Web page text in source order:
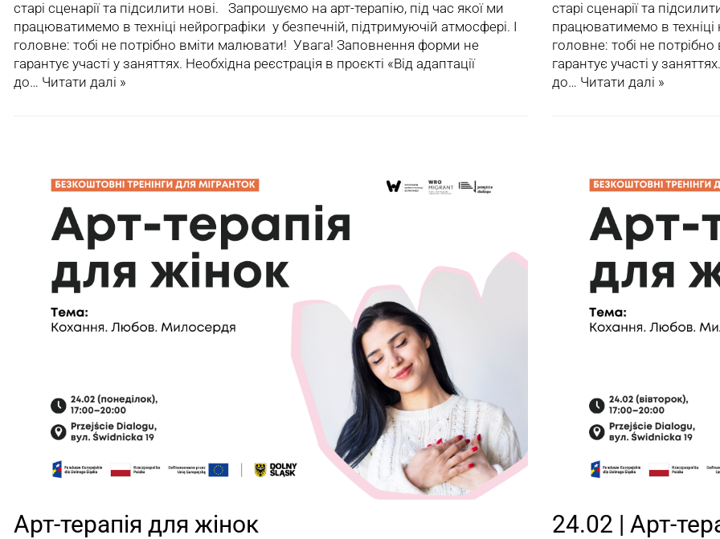
старі сценарії та підсилити нові. Запрошуємо на арт-терапію, під час якої ми
працюватимемо в техніці нейрографіки у безпечній, підтримуючій атмосфері. І
головне: тобі не потрібно вміти малювати! Увага! Заповнення форми не
гарантує участі у заняттях. Необхідна реєстрація в проєкті «Від адаптації
до… Читати далі »
старі сценарії та
працюватимемо в техніці
головне: тобі не
гарантує участі у
до… Читати далі »
Арт-терапія для жінок 24.02 | Арт-